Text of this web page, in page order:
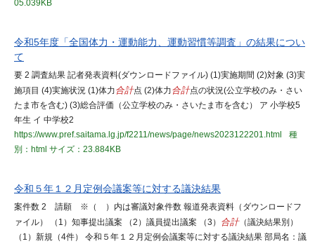
05.039KB
令和5年度「全国体力・運動能力、運動習慣等調査」の結果につい
て
要 2 調査結果 記者発表資料(ダウンロードファイル) (1)実施期間 (2)対象 (3)実
施項目 (4)実施状況 (1)体力合計点 (2)体力合計点の状況(公立学校のみ・さい
たま市を含む) (3)総合評価（公立学校のみ・さいたま市を含む） ア 小学校5
年生 イ 中学校2
https://www.pref.saitama.lg.jp/f2211/news/page/news2023122201.html
種
別：html サイズ：23.884KB
令和５年１２月定例会議案等に対する議決結果
案件数 2 請願 ※（ ）内は審議対象件数 報道発表資料（ダウンロードフ
ァイル） （1）知事提出議案 （2）議員提出議案 （3） 合計（議決結果別）
（1）新規（4件） 令和５年１２月定例会議案等に対する議決結果 部局名：議